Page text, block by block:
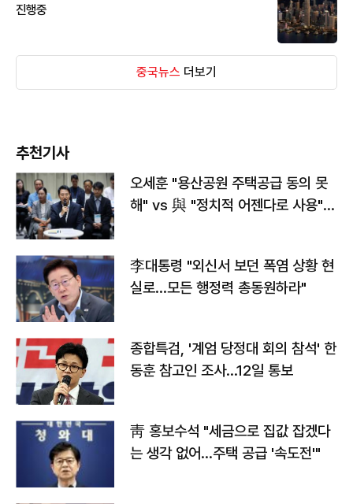
진행중
중국뉴스 더보기
추천기사
오세훈 "용산공원 주택공급 동의 못
해" vs 與 "정치적 어젠다로 사용"
李대통령 "외신서 보던 폭염 상황 현
실로…모든 행정력 총동원하라"
종합특검, '계엄 당정대 회의 참석' 한
동훈 참고인 조사...12일 통보
靑 홍보수석 "세금으로 집값 잡겠다
는 생각 없어…주택 공급 '속도전'"